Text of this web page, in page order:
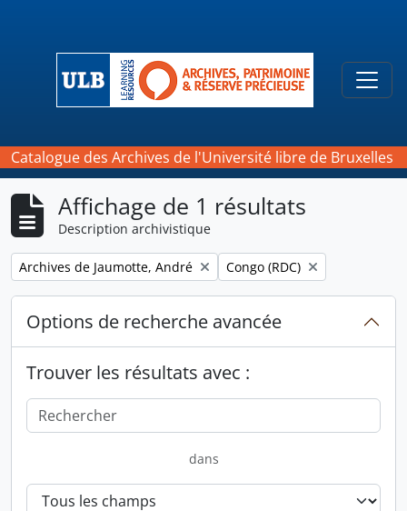
Catalogue des Archives de l'Université libre de Bruxelles
Affichage de 1 résultats
Description archivistique
Remove filter:
Archives de Jaumotte, André Remove filter:
Congo (RDC)
Options de recherche avancée
Trouver les résultats avec :
dans